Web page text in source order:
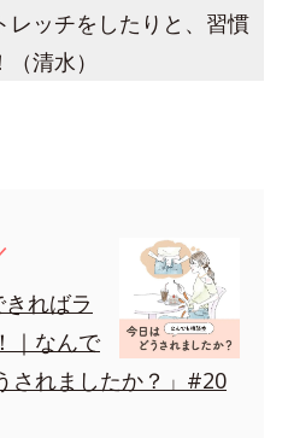
レッチをしたりと、習慣
清水）
ればラ
｜なんで
されましたか？」#20